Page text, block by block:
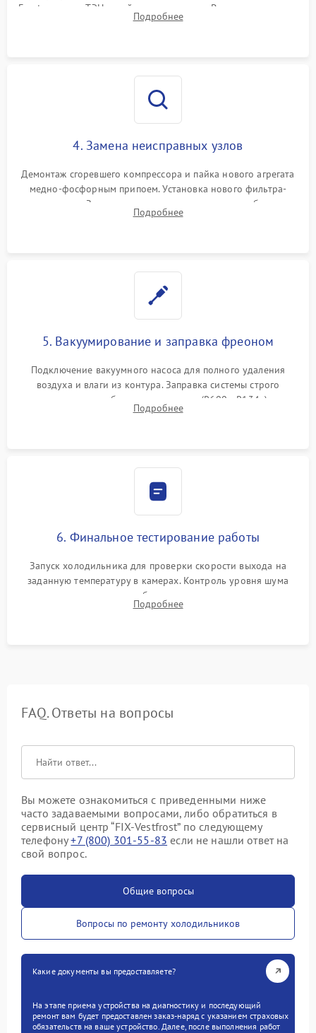
Frost, включая ТЭН оттайки и вентилятор. Ремонт или замена
платы управления при сбоях алгоритмов.
Подробнее
4. Замена неисправных узлов
Демонтаж сгоревшего компрессора и пайка нового агрегата
медно-фосфорным припоем. Установка нового фильтра-
осушителя. Замена изношенных вентиляторов обдува,
сломанных заслонок или поврежденных дверных петель.
Подробнее
5. Вакуумирование и заправка фреоном
Подключение вакуумного насоса для полного удаления
воздуха и влаги из контура. Заправка системы строго
дозированным объемом хладагента (R600a, R134a) по
электронным весам. Контроль рабочего давления в системе.
Подробнее
6. Финальное тестирование работы
Запуск холодильника для проверки скорости выхода на
заданную температуру в камерах. Контроль уровня шума
компрессора, отсутствия обмерзания стенок и корректного
срабатывания системы автоматической оттайки.
Подробнее
FAQ. Ответы на вопросы
Вы можете ознакомиться с приведенными ниже
часто задаваемыми вопросами, либо обратиться в
сервисный центр “FIX-Vestfrost” по следующему
телефону+7 (800) 301-55-83 если не нашли ответ на
свой вопрос.
Общие вопросы
Вопросы по ремонту холодильников
Какие документы вы предоставляете?
На этапе приема устройства на диагностику и последующий
ремонт вам будет предоставлен заказ-наряд с указанием страховых
обязательств на ваше устройство. Далее, после выполнения работ